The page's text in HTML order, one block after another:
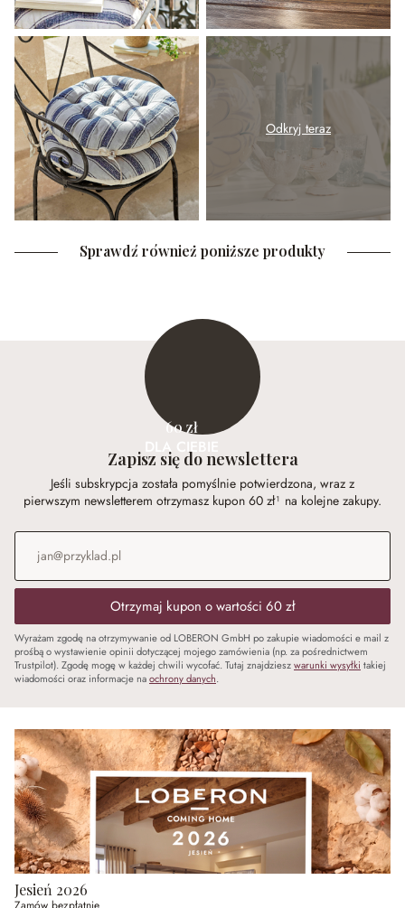
Odkryj teraz
Sprawdź również poniższe produkty
60 zł
DLA CIEBIE
Zapisz się do newslettera
Jeśli subskrypcja została pomyślnie potwierdzona, wraz z
pierwszym newsletterem otrzymasz kupon 60 zł¹ na kolejne zakupy.
Adres e-mail
Otrzymaj kupon o wartości 60 zł
Wyrażam zgodę na otrzymywanie od LOBERON GmbH po zakupie wiadomości e mail z
prośbą o wystawienie opinii dotyczącej mojego zamówienia (np. za pośrednictwem
Trustpilot). Zgodę mogę w każdej chwili wycofać. Tutaj znajdzieszwarunki wysyłki takiej
wiadomości oraz informacje naochrony danych.
Jesień 2026